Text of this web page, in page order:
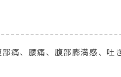
痛、腰痛、腹部膨満感、吐